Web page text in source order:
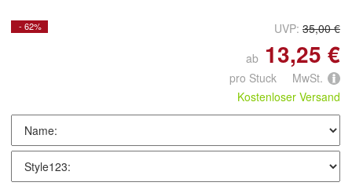
- 62% UVP: 35,00 €
ab 13,25 €
pro Stuck MwSt.
Kostenloser Versand